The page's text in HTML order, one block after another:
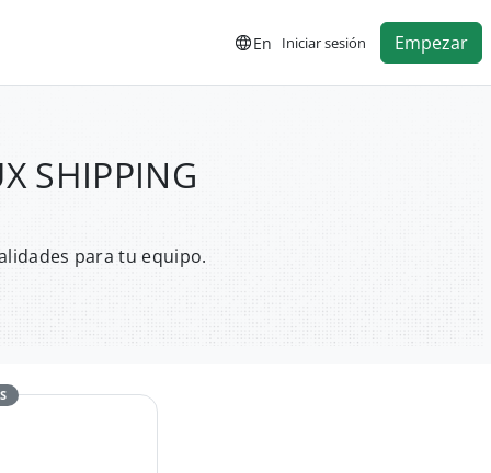
En Iniciar sesión Empezar
SHIPPING
para tu equipo.